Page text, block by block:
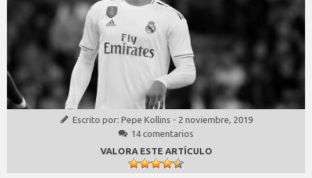
Escrito por: Pepe Kollins - 2 noviembre, 2019
14 comentarios
VALORA ESTE ARTÍCULO